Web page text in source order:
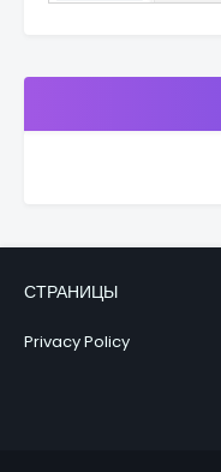
СТРАНИЦЫ
Privacy Policy